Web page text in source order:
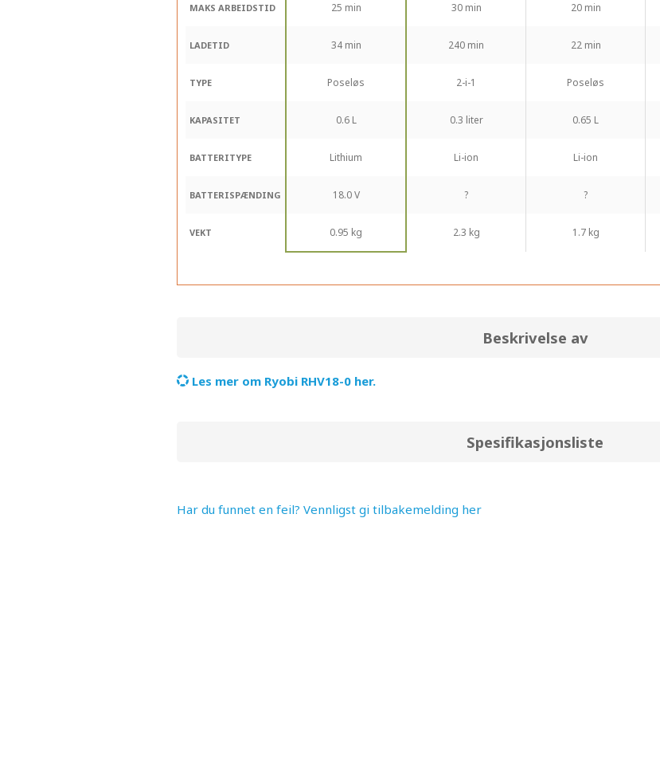
MAKS ARBEIDSTID 25 min 30 min 20 min
LADETID 34 min 240 min 22 min
TYPE Poseløs 2-i-1 Poseløs
KAPASITET 0.6 L 0.3 liter 0.65 L
BATTERITYPE Lithium Li-ion Li-ion
BATTERISPÆNDING 18.0 V ? ?
VEKT 0.95 kg 2.3 kg 1.7 kg
Beskrivelse av
Les mer om Ryobi RHV18-0 her.
Spesifikasjonsliste
Har du funnet en feil? Vennligst gi tilbakemelding her